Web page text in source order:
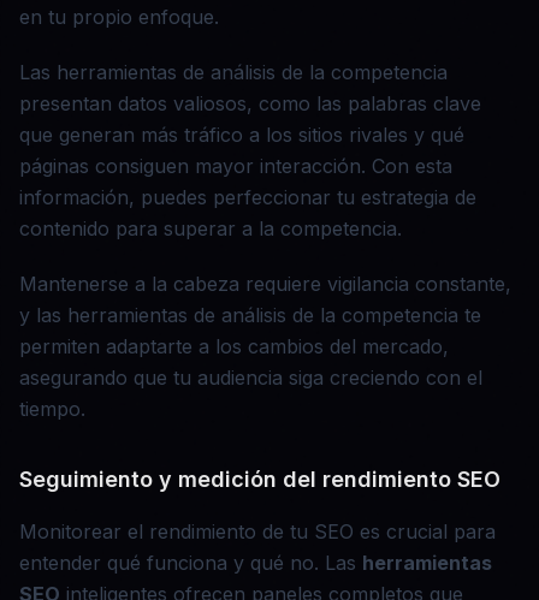
en tu propio enfoque.
Las herramientas de análisis de la competencia
presentan datos valiosos, como las palabras clave
que generan más tráfico a los sitios rivales y qué
páginas consiguen mayor interacción. Con esta
información, puedes perfeccionar tu estrategia de
contenido para superar a la competencia.
Mantenerse a la cabeza requiere vigilancia constante,
y las herramientas de análisis de la competencia te
permiten adaptarte a los cambios del mercado,
asegurando que tu audiencia siga creciendo con el
tiempo.
Seguimiento y medición del rendimiento SEO
Monitorear el rendimiento de tu SEO es crucial para
entender qué funciona y qué no. Las herramientas
SEO inteligentes ofrecen paneles completos que